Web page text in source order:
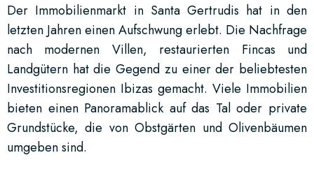
Der Immobilienmarkt in Santa Gertrudis hat in den
letzten Jahren einen Aufschwung erlebt. Die Nachfrage
nach modernen Villen, restaurierten Fincas und
Landgütern hat die Gegend zu einer der beliebtesten
Investitionsregionen Ibizas gemacht. Viele Immobilien
bieten einen Panoramablick auf das Tal oder private
Grundstücke, die von Obstgärten und Olivenbäumen
umgeben sind.